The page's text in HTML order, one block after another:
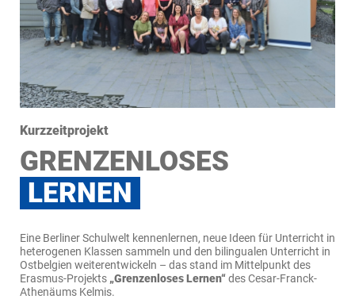
Kurzzeitprojekt
GRENZENLOSES
LERNEN
Eine Berliner Schulwelt kennenlernen, neue Ideen für Unterricht in
heterogenen Klassen sammeln und den bilingualen Unterricht in
Ostbelgien weiterentwickeln – das stand im Mittelpunkt des
Erasmus-Projekts „Grenzenloses Lernen“des Cesar-Franck-
Athenäums Kelmis.